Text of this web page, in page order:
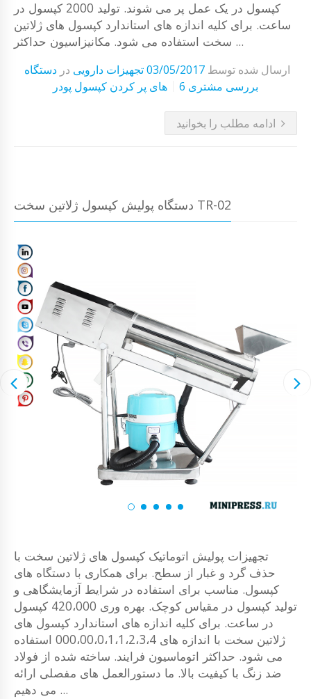
کپسول در یک عمل پر می شوند. تولید 2000 کپسول در
ساعت. برای کلیه اندازه های استاندارد کپسول های ژلاتین
سخت استفاده می شود. مکانیزاسیون حداکثر ...
ارسال شده توسط03/05/2017 تجهیزات دارویی دردستگاه
های پر کردن کپسول پودر
6 بررسی مشتری
ادامه مطلب را بخوانید
دستگاه پولیش کپسول ژلاتین سخت TR-02
تجهیزات پولیش اتوماتیک کپسول های ژلاتین سخت با
حذف گرد و غبار از سطح. برای همکاری با دستگاه های
کپسول. مناسب برای استفاده در شرایط آزمایشگاهی و
تولید کپسول در مقیاس کوچک. بهره وری 420،000 کپسول
در ساعت. برای کلیه اندازه های استاندارد کپسول های
ژلاتین سخت با اندازه های 000،00،0،1،1،2،3،4 استفاده
می شود. حداکثر اتوماسیون فرایند. ساخته شده از فولاد
ضد زنگ با کیفیت بالا. ما دستورالعمل های مفصلی ارائه
می دهیم ...